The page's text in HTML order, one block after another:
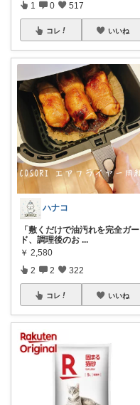
1 0 517
コレ いいね
ハナコ
「敷くだけで油汚れを完全ガー
ド、調理後のお ...
￥ 2,580
2 2 322
コレ いいね